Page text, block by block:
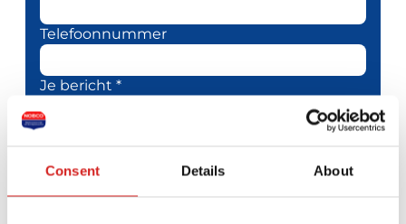
Consent Details About
Telefoonnummer
Je bericht *